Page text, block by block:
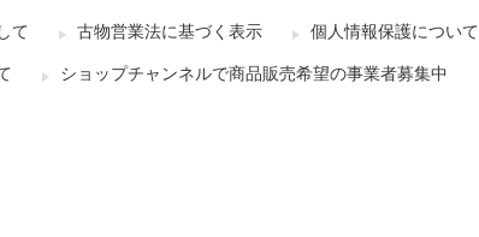
て 古物営業法に基づく表示 個人情報保護について
ショップチャンネルで商品販売希望の事業者募集中